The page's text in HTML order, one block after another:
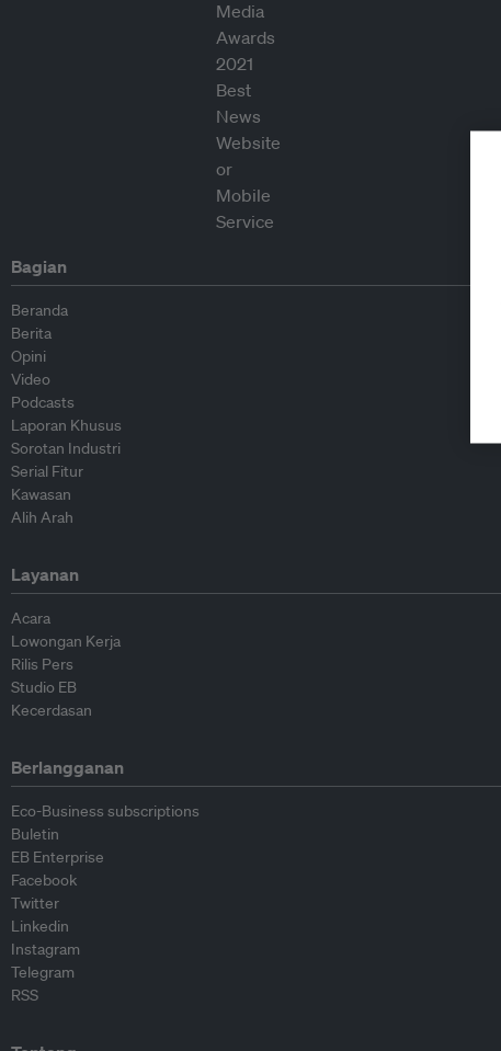
Bagian
Beranda
Berita
Opini
Video
Podcasts
Laporan Khusus
Sorotan Industri
Serial Fitur
Kawasan
Alih Arah
Layanan
Acara
Lowongan Kerja
Rilis Pers
Studio EB
Kecerdasan
Berlangganan
Eco-Business subscriptions
Buletin
EB Enterprise
Facebook
Twitter
Linkedin
Instagram
Telegram
RSS